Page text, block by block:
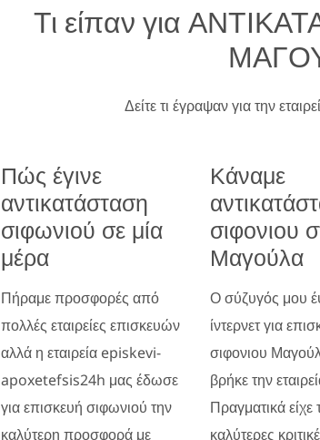
Τι είπαν για
Δείτε τι έγραψαν για την
Πώς έγινε
αντικατάσταση
σιφωνιού σε μία
μέρα
Πήραμε προσφορές από
πολλές εταιρείες επισκευών
αλλά η εταιρεία episkevi-
apoxetefsis24h μας έδωσε
για επισκευή σιφωνιού την
καλύτερη προσφορά με
Κάναμε
σιφονιου
Μαγούλα
Ο σύζυγός μου
ίντερνετ για
σιφονιου
βρήκε την
Πραγματικά είχε
καλύτερες